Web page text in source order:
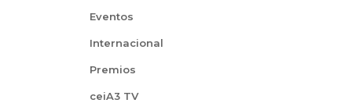
Eventos
Internacional
Premios
ceiA3 TV